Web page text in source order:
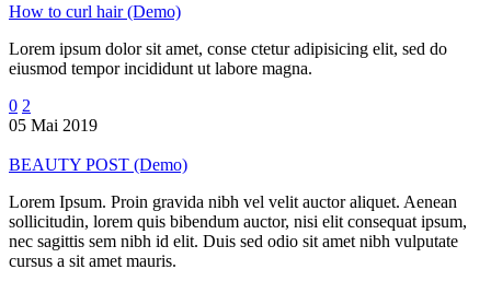
How to curl hair (Demo)
Lorem ipsum dolor sit amet, conse ctetur adipisicing elit, sed do
eiusmod tempor incididunt ut labore magna.
0 2
05 Mai 2019
BEAUTY POST (Demo)
Lorem Ipsum. Proin gravida nibh vel velit auctor aliquet. Aenean
sollicitudin, lorem quis bibendum auctor, nisi elit consequat ipsum,
nec sagittis sem nibh id elit. Duis sed odio sit amet nibh vulputate
cursus a sit amet mauris.